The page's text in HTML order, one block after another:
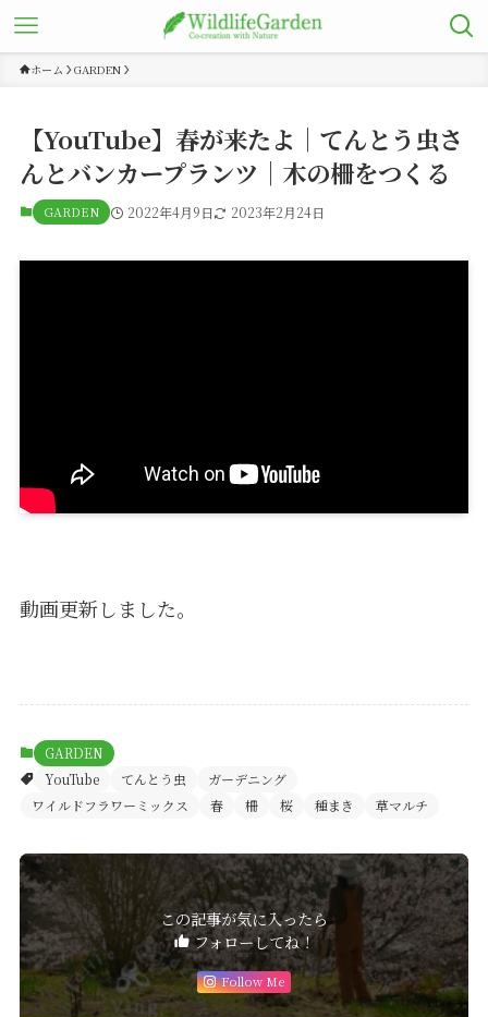
ホーム GARDEN
【YouTube】春が来たよ｜てんとう虫さ
んとバンカープランツ｜木の柵をつくる
GARDEN 2022年4月9日 2023年2月24日
動画更新しました。
GARDEN
YouTube
てんとう虫
ガーデニング
ワイルドフラワーミックス
春 柵 桜 種まき 草マルチ
この記事が気に入ったら
フォローしてね！
Follow Me